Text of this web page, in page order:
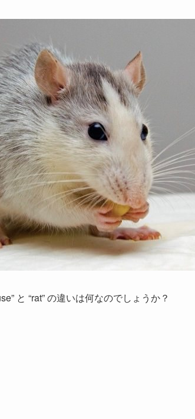
と “rat” の違いは何なのでしょうか？